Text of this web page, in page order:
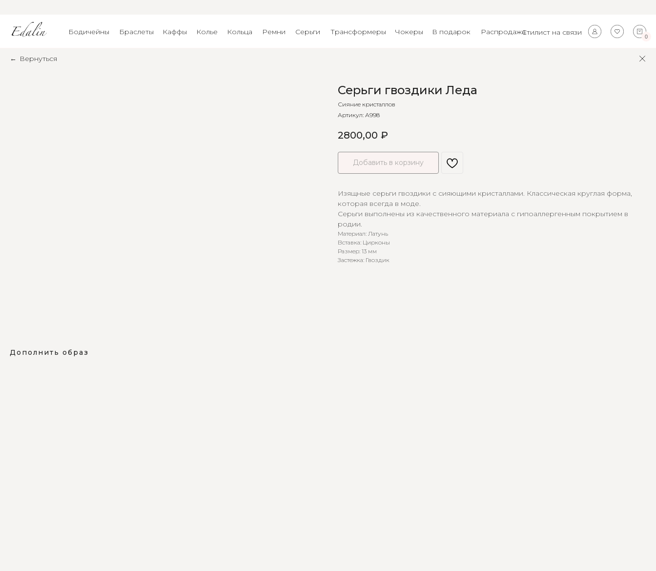
0
Стилист на связи
Бодичейны Колье Кольца
Браслеты Серьги В подарок
Ремни Чокеры
Каффы Распродажа
Трансформеры
Вернуться
←
Серьги гвоздики Леда
Сияние кристаллов
Артикул: А998
2800,00 ₽
Добавить в корзину
Изящные серьги гвоздики с сияющими кристаллами. Классическая круглая форма,
которая всегда в моде.
Серьги выполнены из качественного материала с гипоаллергенным покрытием в
родии.
Материал: Латунь
Вставка: Цирконы
Размер: 13 мм
Застежка: Гвоздик
Дополнить образ